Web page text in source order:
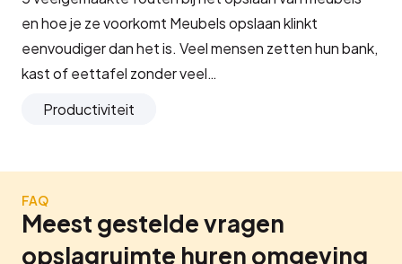
en hoe je ze voorkomt Meubels opslaan klinkt
eenvoudiger dan het is. Veel mensen zetten hun bank,
kast of eettafel zonder veel…
Productiviteit
FAQ
Meest gestelde vragen
opslagruimte huren omgeving